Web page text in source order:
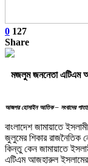
0 127
Share
মজলুম জননেতা এটিএম
আজগর হোসাইন আতিক – সংবাদের পাতা:
বাংলাদেশ জামায়াতে
জুলুমের শিকার রাজনৈতিক
কিন্তু কেন জামায়াতে
এটিএম আজহারুল ইসলামের